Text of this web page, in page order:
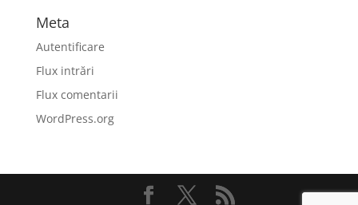
Meta
Autentificare
Flux intrări
Flux comentarii
WordPress.org